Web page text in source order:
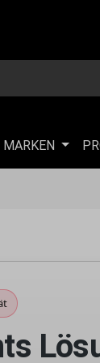
MARKEN